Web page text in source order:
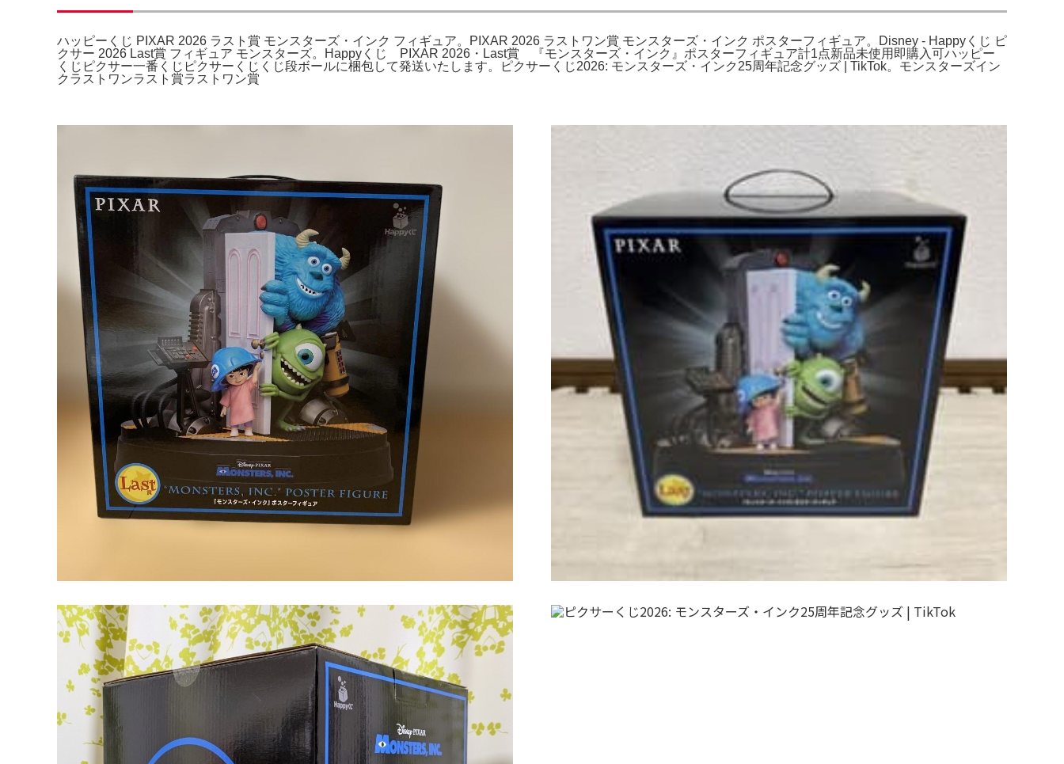
ハッピーくじ PIXAR 2026 ラスト賞 モンスターズ・インク フィギュア。PIXAR 2026 ラストワン賞 モンスターズ・インク ポスターフィギュア。Disney - Happyくじ ピ
クサー 2026 Last賞 フィギュア モンスターズ。Happyくじ PIXAR 2026・Last賞 『モンスターズ・インク』ポスターフィギュア計1点新品未使用即購入可ハッピー
くじピクサー一番くじピクサーくじくじ段ボールに梱包して発送いたします。ピクサーくじ2026: モンスターズ・インク25周年記念グッズ | TikTok。モンスターズイン
クラストワンラスト賞ラストワン賞